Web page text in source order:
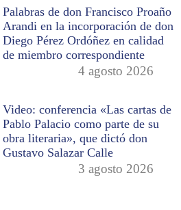
Palabras de don Francisco Proaño
Arandi en la incorporación de don
Diego Pérez Ordóñez en calidad
de miembro correspondiente
4 agosto 2026
Video: conferencia «Las cartas de
Pablo Palacio como parte de su
obra literaria», que dictó don
Gustavo Salazar Calle
3 agosto 2026